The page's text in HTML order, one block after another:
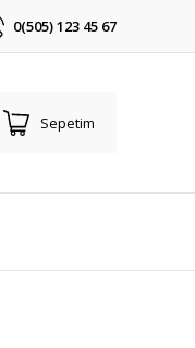
0(505) 123 45 67
Sepetim